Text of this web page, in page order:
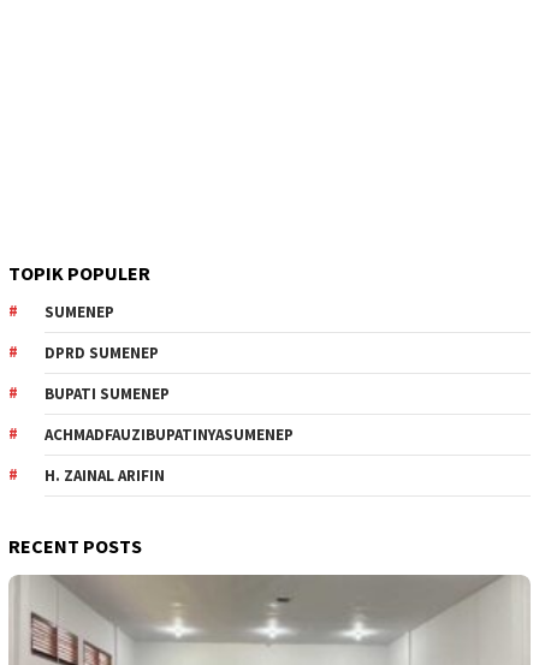
TOPIK POPULER
SUMENEP
DPRD SUMENEP
BUPATI SUMENEP
ACHMADFAUZIBUPATINYASUMENEP
H. ZAINAL ARIFIN
RECENT POSTS